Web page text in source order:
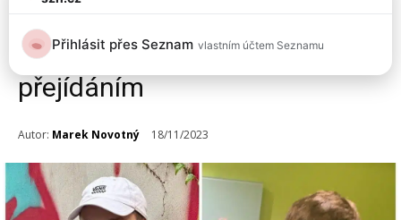
Z MasterChefa vypadl Adam,
přiznal, že má velký problém s
přejídáním
Autor: Marek Novotný 18/11/2023
Přihlásit přes Seznam vlastním účtem Seznamu